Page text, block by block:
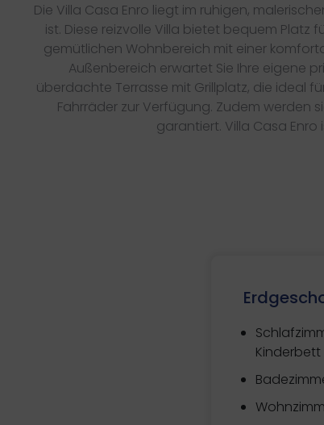
Die Villa Casa Enro liegt im ruhigen,
ist. Diese reizvolle Villa bietet bequem Platz
gemütlichen Wohnbereich mit einer
Außenbereich erwartet Sie Ihre eigene
überdachte Terrasse mit Grillplatz, die ideal
Fahrräder zur Verfügung. Zudem werden
garantiert. Villa Casa
Kinderbett